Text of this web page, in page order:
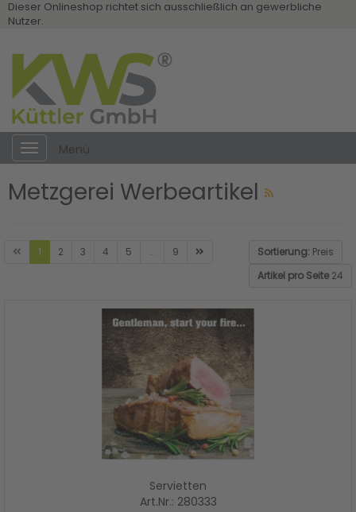
Dieser Onlineshop richtet sich ausschließlich an gewerbliche
Nutzer.
Toggle
navigation
Menü
Metzgerei Werbeartikel
1 2 3 4 5 ... 9 Sortierung: Preis
Artikel pro Seite 24
Servietten
Art.Nr.: 280333